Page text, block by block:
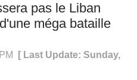
pas le Liban
méga bataille
[ Last Update: Sunday,